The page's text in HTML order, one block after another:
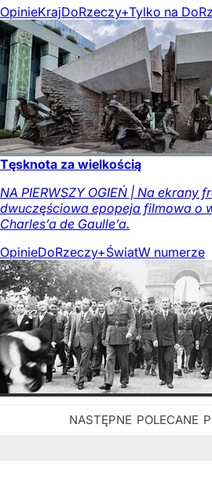
OpinieKrajDoRzeczy+Tylko na
Tęsknota za wielkością
NA PIERWSZY OGIEŃ | Na ekrany
dwuczęściowa epopeja filmowa o
Charles’a de Gaulle’a.
OpinieDoRzeczy+ŚwiatW numerze